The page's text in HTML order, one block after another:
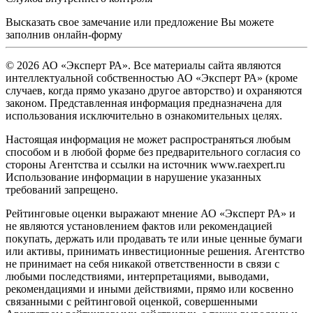
Высказать свое замечание или предложение Вы можете
заполнив онлайн-форму
© 2026 АО «Эксперт РА». Все материалы сайта являются
интеллектуальной собственностью АО «Эксперт РА» (кроме
случаев, когда прямо указано другое авторство) и охраняются
законом. Представленная информация предназначена для
использования исключительно в ознакомительных целях.
Настоящая информация не может распространяться любым
способом и в любой форме без предварительного согласия со
стороны Агентства и ссылки на источник www.raexpert.ru
Использование информации в нарушение указанных
требований запрещено.
Рейтинговые оценки выражают мнение АО «Эксперт РА» и
не являются установлением фактов или рекомендацией
покупать, держать или продавать те или иные ценные бумаги
или активы, принимать инвестиционные решения. Агентство
не принимает на себя никакой ответственности в связи с
любыми последствиями, интерпретациями, выводами,
рекомендациями и иными действиями, прямо или косвенно
связанными с рейтинговой оценкой, совершенными